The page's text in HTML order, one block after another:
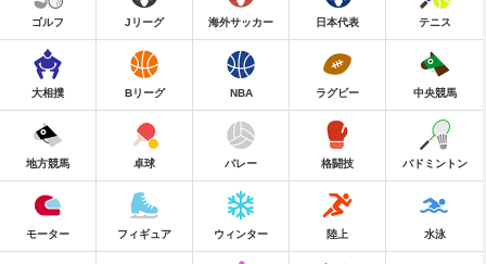
ゴルフ Jリーグ 海外サッカー 日本代表 テニス
大相撲 Bリーグ NBA ラグビー 中央競馬
地方競馬 卓球 バレー 格闘技 バドミントン
モーター フィギュア ウィンター 陸上 水泳